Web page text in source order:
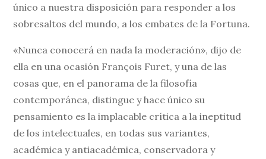
único a nuestra disposición para responder a los
sobresaltos del mundo, a los embates de la Fortuna.
«Nunca conocerá en nada la moderación», dijo de
ella en una ocasión François Furet, y una de las
cosas que, en el panorama de la filosofía
contemporánea, distingue y hace único su
pensamiento es la implacable crítica a la ineptitud
de los intelectuales, en todas sus variantes,
académica y antiacadémica, conservadora y